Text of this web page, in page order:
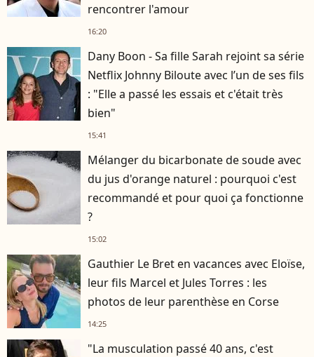
rencontrer l'amour
16:20
Dany Boon - Sa fille Sarah rejoint sa série
Netflix Johnny Biloute avec l’un de ses fils
: "Elle a passé les essais et c'était très
bien"
15:41
Mélanger du bicarbonate de soude avec
du jus d'orange naturel : pourquoi c'est
recommandé et pour quoi ça fonctionne
?
15:02
Gauthier Le Bret en vacances avec Eloïse,
leur fils Marcel et Jules Torres : les
photos de leur parenthèse en Corse
14:25
"La musculation passé 40 ans, c'est